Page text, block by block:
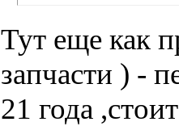
Тут еще как
запчасти ) -
21 года